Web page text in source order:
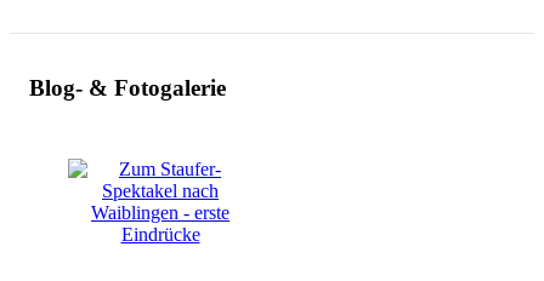
Blog- & Fotogalerie